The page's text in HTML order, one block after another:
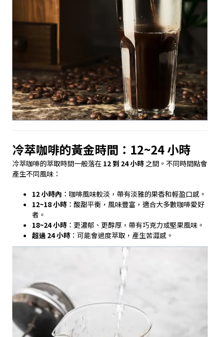
冷萃咖啡的黃金時間：12~24 小時
冷萃咖啡的萃取時間一般落在 12 到 24 小時 之間。不同時間點會
產生不同風味：
12 小時內 ：咖啡風味較淡，帶有淡雅的果香和輕盈口感。
12~18 小時 ：酸甜平衡，風味豐富，適合大多數咖啡愛好
者。
18~24 小時 ：更濃郁、更醇厚，帶有巧克力或堅果風味。
超過 24 小時 ：可能會過度萃取，產生苦澀感。